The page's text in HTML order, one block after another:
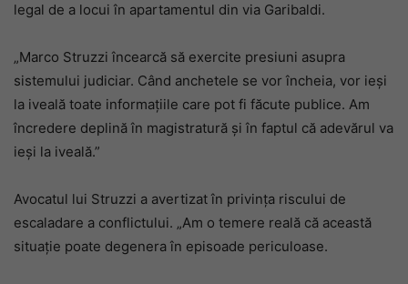
legal de a locui în apartamentul din via Garibaldi.
„Marco Struzzi încearcă să exercite presiuni asupra
sistemului judiciar. Când anchetele se vor încheia, vor ieși
la iveală toate informațiile care pot fi făcute publice. Am
încredere deplină în magistratură și în faptul că adevărul va
ieși la iveală.”
Avocatul lui Struzzi a avertizat în privința riscului de
escaladare a conflictului. „Am o temere reală că această
situație poate degenera în episoade periculoase.